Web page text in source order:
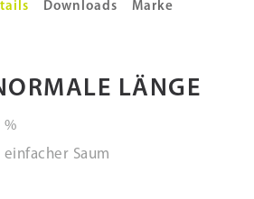
Downloads Marke
LÄNGE
%
einfacher Saum